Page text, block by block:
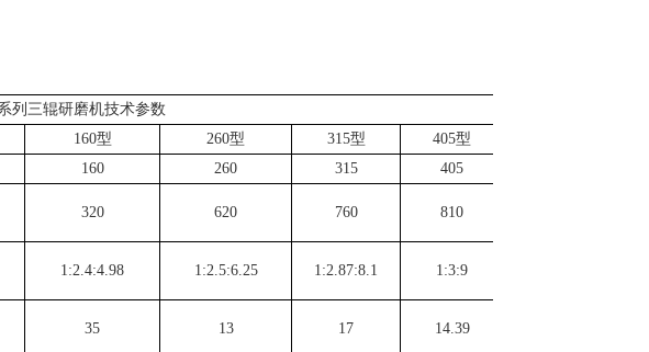
列三辊研磨机技术参数
160型 260型 315型
405型
160 260 315
405
320 620 760 810
1:2.4:4.98 1:2.5:6.25 1:2.87:8.1 1:3:9
35 13 17 14.39